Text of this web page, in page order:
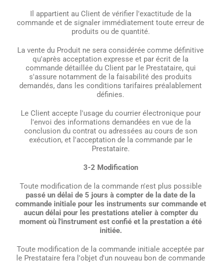
Il appartient au Client de vérifier l'exactitude de la
commande et de signaler immédiatement toute erreur de
produits ou de quantité.
La vente du Produit ne sera considérée comme définitive
qu'après acceptation expresse et par écrit de la
commande détaillée du Client par le Prestataire, qui
s'assure notamment de la faisabilité des produits
demandés, dans les conditions tarifaires préalablement
définies.
Le Client accepte l'usage du courrier électronique pour
l'envoi des informations demandées en vue de la
conclusion du contrat ou adressées au cours de son
exécution, et l'acceptation de la commande par le
Prestataire.
3-2 Modification
Toute modification de la commande n'est plus possible
passé un délai de 5 jours à compter de la date de la
commande initiale pour les instruments sur commande et
aucun délai pour les prestations atelier à compter du
moment où l'instrument est confié et la prestation a été
initiée.
Toute modification de la commande initiale acceptée par
le Prestataire fera l'objet d'un nouveau bon de commande